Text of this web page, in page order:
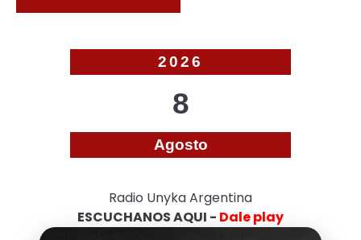
2026
8
Agosto
Radio Unyka Argentina
ESCUCHANOS AQUI - Dale play